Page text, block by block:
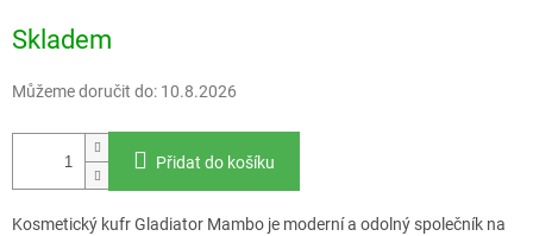
cena:
Skladem
Můžeme doručit do: 10.8.2026
Přidat do košíku
Kosmetický kufr Gladiator Mambo je moderní a odolný společník na